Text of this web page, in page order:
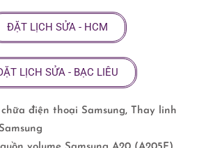
ĐẶT LỊCH SỬA - HCM
LỊCH SỬA - BẠC LIÊU
chữa điện thoại Samsung, Thay linh